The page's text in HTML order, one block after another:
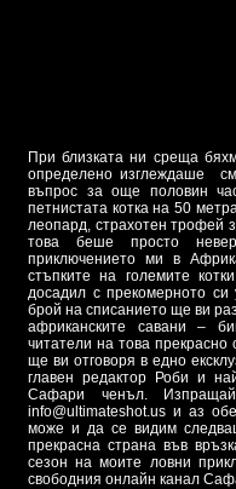
При близката ни среща
определено изглеждаше
въпрос за още половин
петнистата котка на 50
леопард, страхотен трофей
това беше просто
приключението ми в
стъпките на големите
досадил с прекомерното
брой на списанието ще ви
африканските савани –
читатели на това
ще ви отговоря в едно
главен редактор Роби и
Сафари ченъл.
info@ultimateshot.us и аз
може и да се видим
прекрасна страна във
сезон на моите ловни
свободния онлайн канал